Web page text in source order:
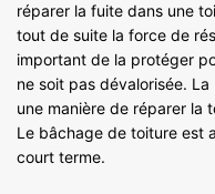
réparer la fuite dans une
tout de suite la force de
important de la protéger
ne soit pas dévalorisée.
une manière de réparer la
Le bâchage de toiture est
court terme.